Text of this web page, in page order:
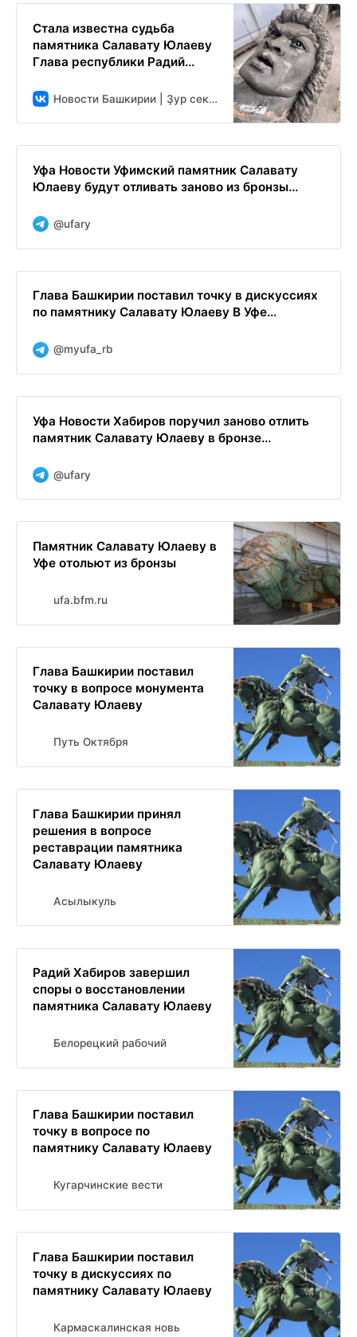
Стала известна судьба
памятника Салавату Юлаеву
Глава республики Радий...
Новости Башкирии | Ҙур секрет
Уфа Новости Уфимский памятник Салавату
Юлаеву будут отливать заново из бронзы...
@ufary
Глава Башкирии поставил точку в дискуссиях
по памятнику Салавату Юлаеву В Уфе...
@myufa_rb
Уфа Новости Хабиров поручил заново отлить
памятник Салавату Юлаеву в бронзе...
@ufary
Памятник Салавату Юлаеву в
Уфе отольют из бронзы
ufa.bfm.ru
Глава Башкирии поставил
точку в вопросе монумента
Салавату Юлаеву
Путь Октября
Глава Башкирии принял
решения в вопросе
реставрации памятника
Салавату Юлаеву
Асылыкуль
Радий Хабиров завершил
споры о восстановлении
памятника Салавату Юлаеву
Белорецкий рабочий
Глава Башкирии поставил
точку в вопросе по
памятнику Салавату Юлаеву
Кугарчинские вести
Глава Башкирии поставил
точку в дискуссиях по
памятнику Салавату Юлаеву
Кармаскалинская новь